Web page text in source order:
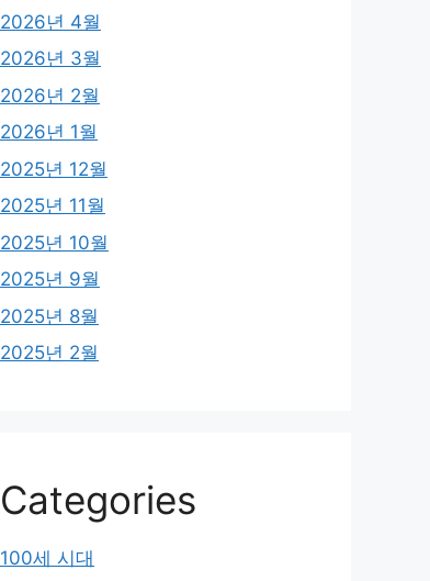
2026년 4월
2026년 3월
2026년 2월
2026년 1월
2025년 12월
2025년 11월
2025년 10월
2025년 9월
2025년 8월
2025년 2월
Categories
100세 시대